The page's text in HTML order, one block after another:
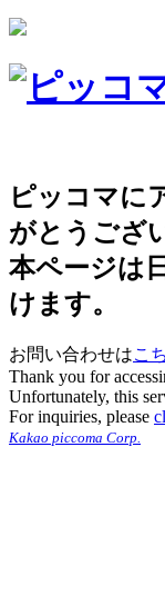
ピッコマに
がとうござ
本ページは
けます。
お問い合わせはこ
Thank you for
Unfortunately, this
For inquiries, please
Kakao piccoma Corp.